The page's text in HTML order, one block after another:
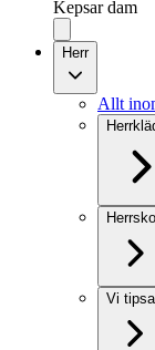
Kepsar dam
Herr
Allt
Vi